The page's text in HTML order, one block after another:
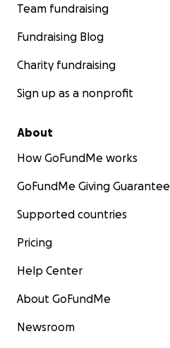
Team fundraising
Fundraising Blog
Charity fundraising
Sign up as a nonprofit
About
How GoFundMe works
GoFundMe Giving Guarantee
Supported countries
Pricing
Help Center
About GoFundMe
Newsroom